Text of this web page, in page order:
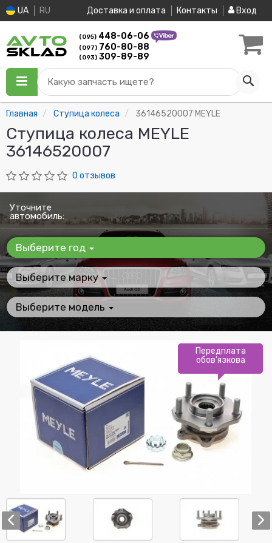
UA RU Доставка и оплата Контакты Вход
(095) 448-06-06
(097) 760-80-88
(093) 309-89-89
Какую запчасть ищете?
Главная Ступица колеса 36146520007 MEYLE
Ступица колеса MEYLE
36146520007
0 отзывов
Уточните
автомобиль:
Выберите год
Выберите марку
Выберите модель
Передплата
обов'язкова